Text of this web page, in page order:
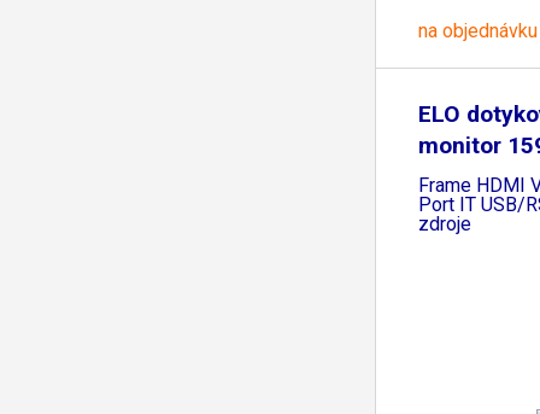
na objednávku
ELO
monitor
Open
Frame HDMI
Port IT USB/
zdroje